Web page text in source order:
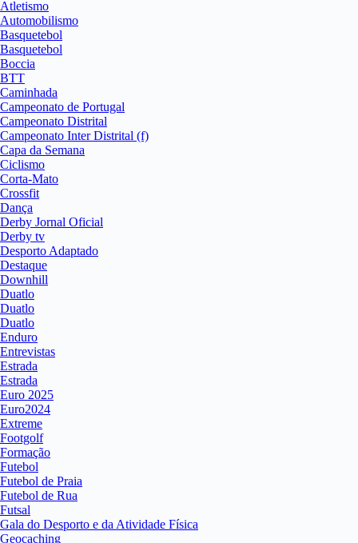
Atletismo
Automobilismo
Basquetebol
Basquetebol
Boccia
BTT
Caminhada
Campeonato de Portugal
Campeonato Distrital
Campeonato Inter Distrital (f)
Capa da Semana
Ciclismo
Corta-Mato
Crossfit
Dança
Derby Jornal Oficial
Derby tv
Desporto Adaptado
Destaque
Downhill
Duatlo
Duatlo
Duatlo
Enduro
Entrevistas
Estrada
Estrada
Euro 2025
Euro2024
Extreme
Footgolf
Formação
Futebol
Futebol de Praia
Futebol de Rua
Futsal
Gala do Desporto e da Atividade Física
Geocaching